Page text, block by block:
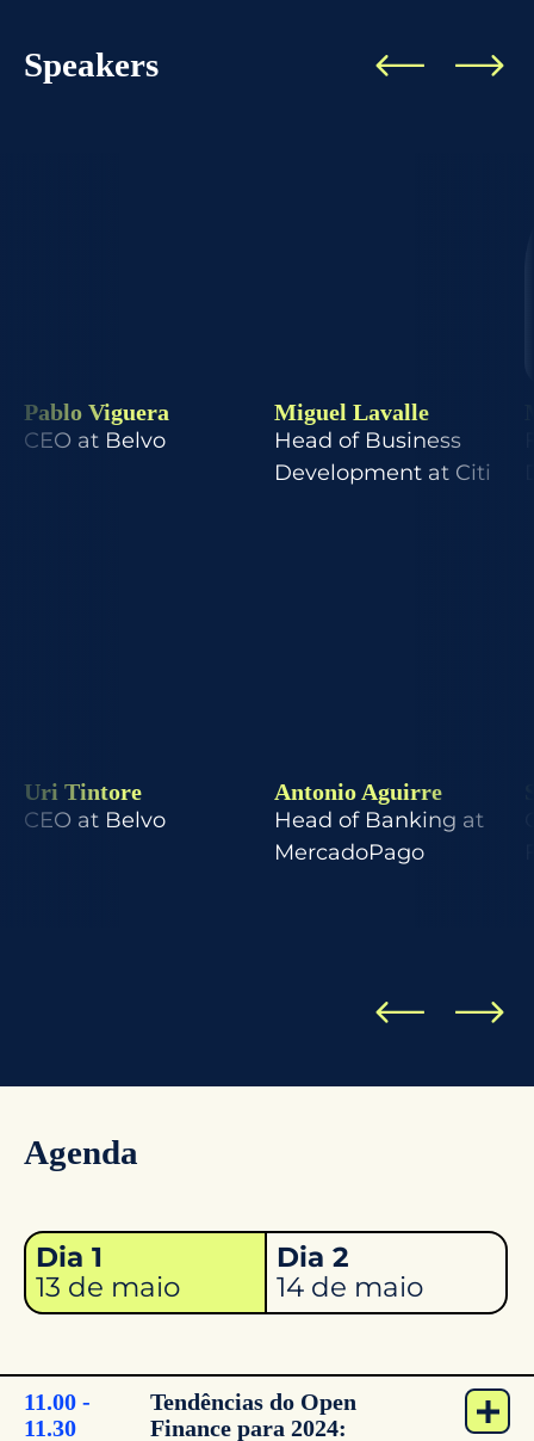
Speakers
Pablo Viguera
CEO at Belvo
Uri Tintore
CEO at Belvo
Miguel Lavalle
Head of Business
Development at Citi
Antonio Aguirre
Head of Banking at
MercadoPago
Agenda
Dia 1
13 de maio
Dia 2
14 de maio
11.00 -
11.30
Tendências do Open
Finance para 2024: